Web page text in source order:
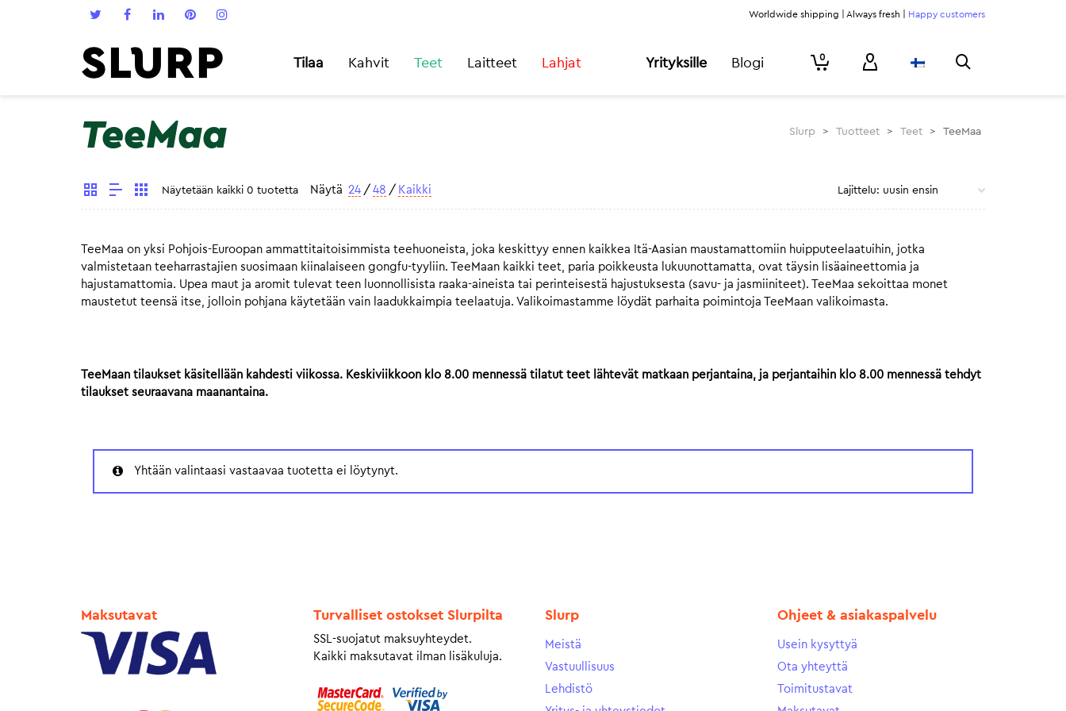
Worldwide shipping | Always fresh | Happy customers
Tilaa Kahvit Teet Laitteet Lahjat Yrityksille Blogi 0
TeeMaa Slurp > Tuotteet > Teet > TeeMaa
Näytetään kaikki 0 tuotetta Näytä 24 / 48 / Kaikki
TeeMaa on yksi Pohjois-Euroopan ammattitaitoisimmista teehuoneista, joka keskittyy ennen kaikkea Itä-Aasian maustamattomiin huipputeelaatuihin, jotka
valmistetaan teeharrastajien suosimaan kiinalaiseen gongfu-tyyliin. TeeMaan kaikki teet, paria poikkeusta lukuunottamatta, ovat täysin lisäaineettomia ja
hajustamattomia. Upea maut ja aromit tulevat teen luonnollisista raaka-aineista tai perinteisestä hajustuksesta (savu- ja jasmiiniteet). TeeMaa sekoittaa monet
maustetut teensä itse, jolloin pohjana käytetään vain laadukkaimpia teelaatuja. Valikoimastamme löydät parhaita poimintoja TeeMaan valikoimasta.
TeeMaan tilaukset käsitellään kahdesti viikossa. Keskiviikkoon klo 8.00 mennessä tilatut teet lähtevät matkaan perjantaina, ja perjantaihin klo 8.00 mennessä tehdyt
tilaukset seuraavana maanantaina.
Yhtään valintaasi vastaavaa tuotetta ei löytynyt.
Maksutavat Turvalliset ostokset Slurpilta
SSL-suojatut maksuyhteydet.
Kaikki maksutavat ilman lisäkuluja.
Slurp
Meistä
Vastuullisuus
Lehdistö
Ohjeet & asiakaspalvelu
Usein kysyttyä
Ota yhteyttä
Toimitustavat